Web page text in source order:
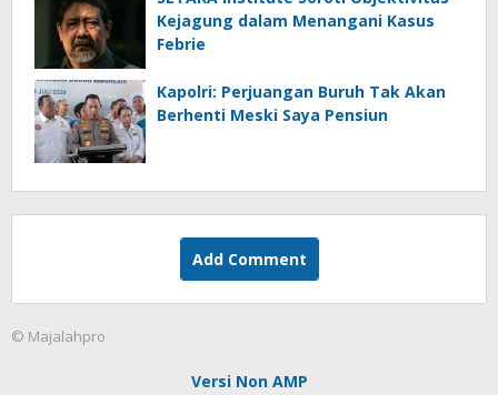
Kejagung dalam Menangani Kasus
Febrie
Kapolri: Perjuangan Buruh Tak Akan
Berhenti Meski Saya Pensiun
Add Comment
© Majalahpro
Versi Non AMP